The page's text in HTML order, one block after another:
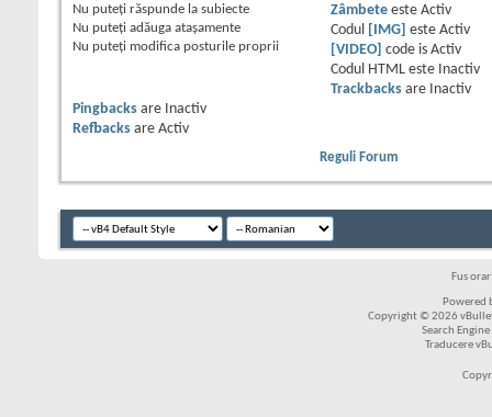
Nu puteţi răspunde la subiecte
Nu puteţi adăuga ataşamente
Nu puteţi modifica posturile proprii
Zâmbeteeste Activ
Codul
[IMG] este Activ
[VIDEO] code is Activ
Codul HTML este
Inactiv
Trackbacksare
Inactiv
Pingbacks are
Inactiv
Refbacks are Activ
Reguli Forum
Fus
Powered
Copyright © 2026
Search
Traducere